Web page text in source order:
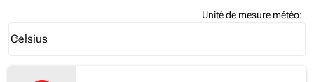
Unité de mesure météo:
Celsius
keyboard_arrow_down